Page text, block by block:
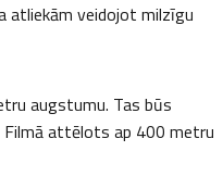
atliekām veidojot milzīgu
augstumu. Tas būs
Filmā attēlots ap 400 metru